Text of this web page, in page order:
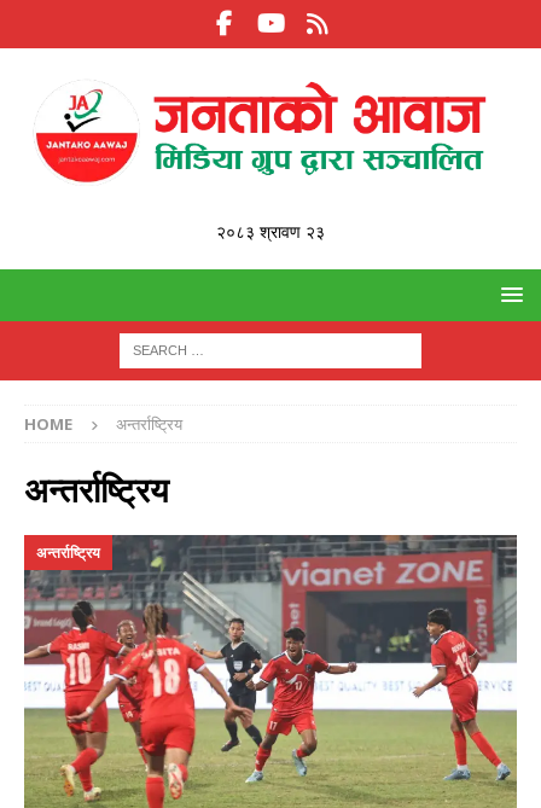
२०८३ श्रावण २३
HOME अन्तर्राष्ट्रिय
अन्तर्राष्ट्रिय
अन्तर्राष्ट्रिय